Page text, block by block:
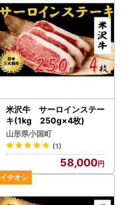
米沢牛 サーロインステー
キ(1kg 250g×4枚)
山形県小国町
(1)
58,000